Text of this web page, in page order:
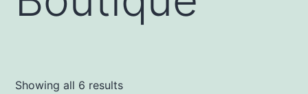
Showing all 6 results